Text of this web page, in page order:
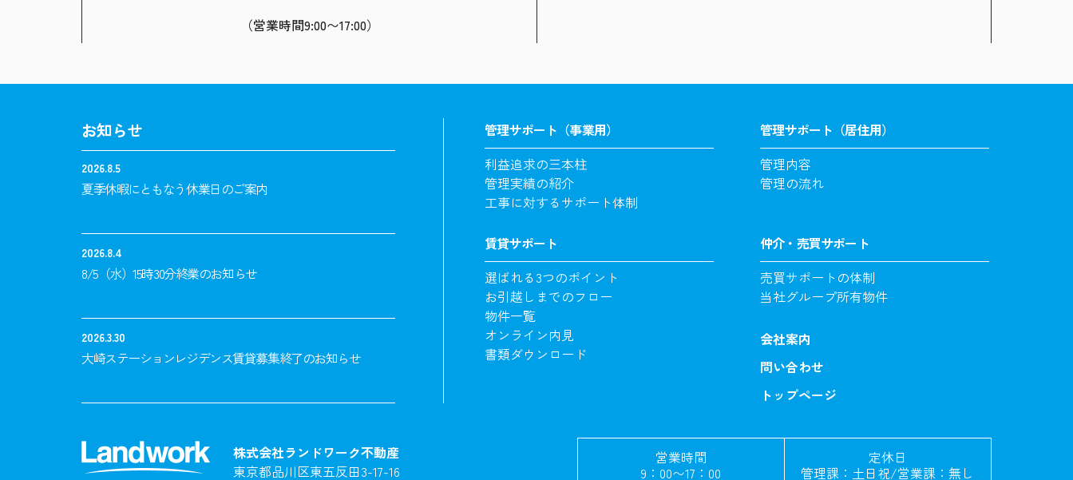
（営業時間9:00〜17:00）
お知らせ
2026.8.5
夏季休暇にともなう休業日のご案内
2026.8.4
8/5（水）15時30分終業のお知らせ
2026.3.30
大崎ステーションレジデンス賃貸募集終了のお知らせ
管理サポート（事業用）
利益追求の三本柱
管理実績の紹介
工事に対するサポート体制
賃貸サポート
選ばれる3つのポイント
お引越しまでのフロー
物件一覧
オンライン内見
書類ダウンロード
管理サポート（居住用）
管理内容
管理の流れ
仲介・売買サポート
売買サポートの体制
当社グループ所有物件
会社案内
問い合わせ
トップページ
株式会社ランドワーク不動産
東京都品川区東五反田3-17-16
営業時間
9：00〜17：00
定休日
管理課：土日祝/営業課：無し